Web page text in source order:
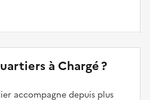
à Chargé ?
accompagne depuis plus